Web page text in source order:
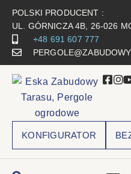
POLSKI PRODUCENT :
UL. GÓRNICZA 4B, 26-026
+48 691 607 777
KONFIGURATOR